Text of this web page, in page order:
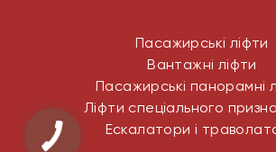
Пасажирські ліфти
Вантажні ліфти
Пасажирські панорамні
Ліфти спеціального
Ескалатори і